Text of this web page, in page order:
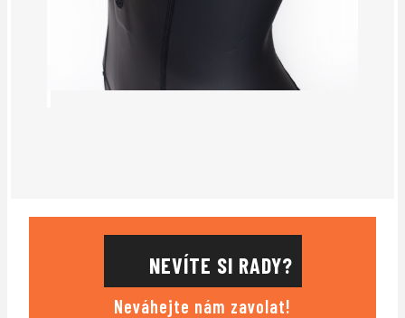
NEVÍTE SI RADY?
Neváhejte nám zavolat!